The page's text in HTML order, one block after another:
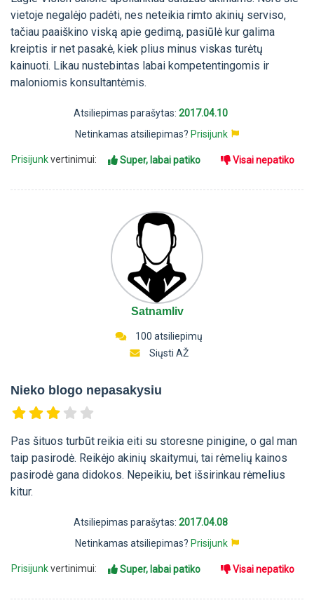
vietoje negalėjo padėti, nes neteikia rimto akinių serviso,
tačiau paaiškino viską apie gedimą, pasiūlė kur galima
kreiptis ir net pasakė, kiek plius minus viskas turėtų
kainuoti. Likau nustebintas labai kompetentingomis ir
maloniomis konsultantėmis.
Atsiliepimas parašytas: 2017.04.10
Netinkamas atsiliepimas? Prisijunk
Prisijunkvertinimui: Super, labai patiko Visai nepatiko
Satnamliv
100 atsiliepimų
Siųsti AŽ
Nieko blogo nepasakysiu
Pas šituos turbūt reikia eiti su storesne pinigine, o gal man
taip pasirodė. Reikėjo akinių skaitymui, tai rėmelių kainos
pasirodė gana didokos. Nepeikiu, bet išsirinkau rėmelius
kitur.
Atsiliepimas parašytas: 2017.04.08
Netinkamas atsiliepimas? Prisijunk
Prisijunkvertinimui: Super, labai patiko Visai nepatiko